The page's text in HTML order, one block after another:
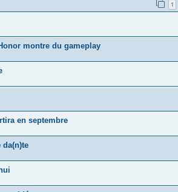
1
montre du gameplay
en septembre
da(n)te